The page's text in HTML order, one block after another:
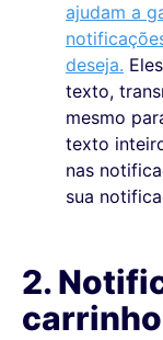
ajudam a
deseja.
texto,
mesmo
texto
nas
sua
2.